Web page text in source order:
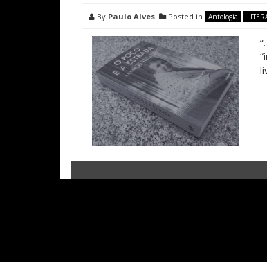
By Paulo Alves Posted in Antologia